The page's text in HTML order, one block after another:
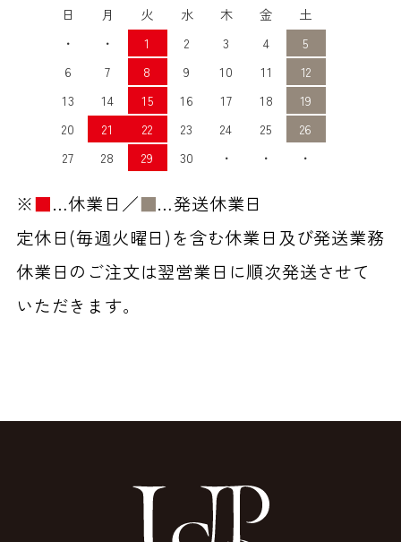
日 月 火 水 木 金
土
・
・ 1 2 3 4
5
6
7 8 9 10 11
12
13
14 15 16 17 18
19
20
21 22 23 24 25
26
27
28 29 30 ・ ・ ・
※■…休業日／■…発送休業日
定休日(毎週火曜日)を含む休業日及び発送業務
休業日のご注文は翌営業日に順次発送させて
いただきます。